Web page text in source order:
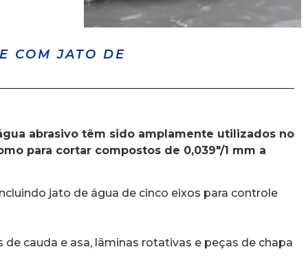
COM JATO DE
abrasivo têm sido amplamente utilizados no
para cortar compostos de 0,039″/1 mm a
jato de água de cinco eixos para controle
cauda e asa, lâminas rotativas e peças de chapa